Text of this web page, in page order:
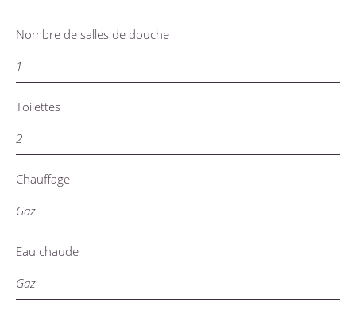
Nombre de salles de douche
1
Toilettes
2
Chauffage
Gaz
Eau chaude
Gaz